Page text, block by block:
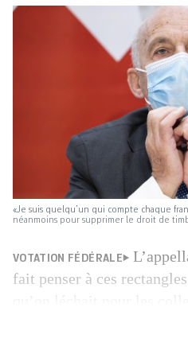
«Je suis quelqu’un qui compte chaque
néanmoins pour supprimer le droit de
VOTATION FÉDÉRALE
fait penser à ces